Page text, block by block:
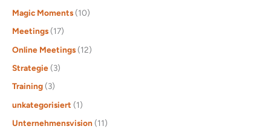
Magic Moments(10)
Meetings(17)
Online Meetings(12)
Strategie(3)
Training(3)
unkategorisiert (1)
Unternehmensvision(11)